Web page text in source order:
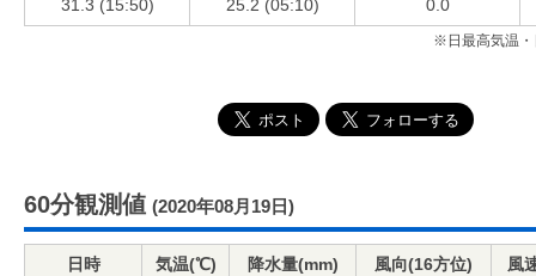
31.3 (15:50) 25.2 (05:10) 0.0
※日最高気温・
60分観測値 (2020年08月19日)
日時 気温(℃) 降水量(mm) 風向(16方位) 風